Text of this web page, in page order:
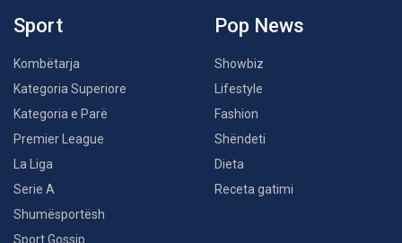
Sport
Kombëtarja
Kategoria Superiore
Kategoria e Parë
Premier League
La Liga
Serie A
Shumësportësh
Sport Gossip
Pop News
Showbiz
Lifestyle
Fashion
Shëndeti
Dieta
Receta gatimi